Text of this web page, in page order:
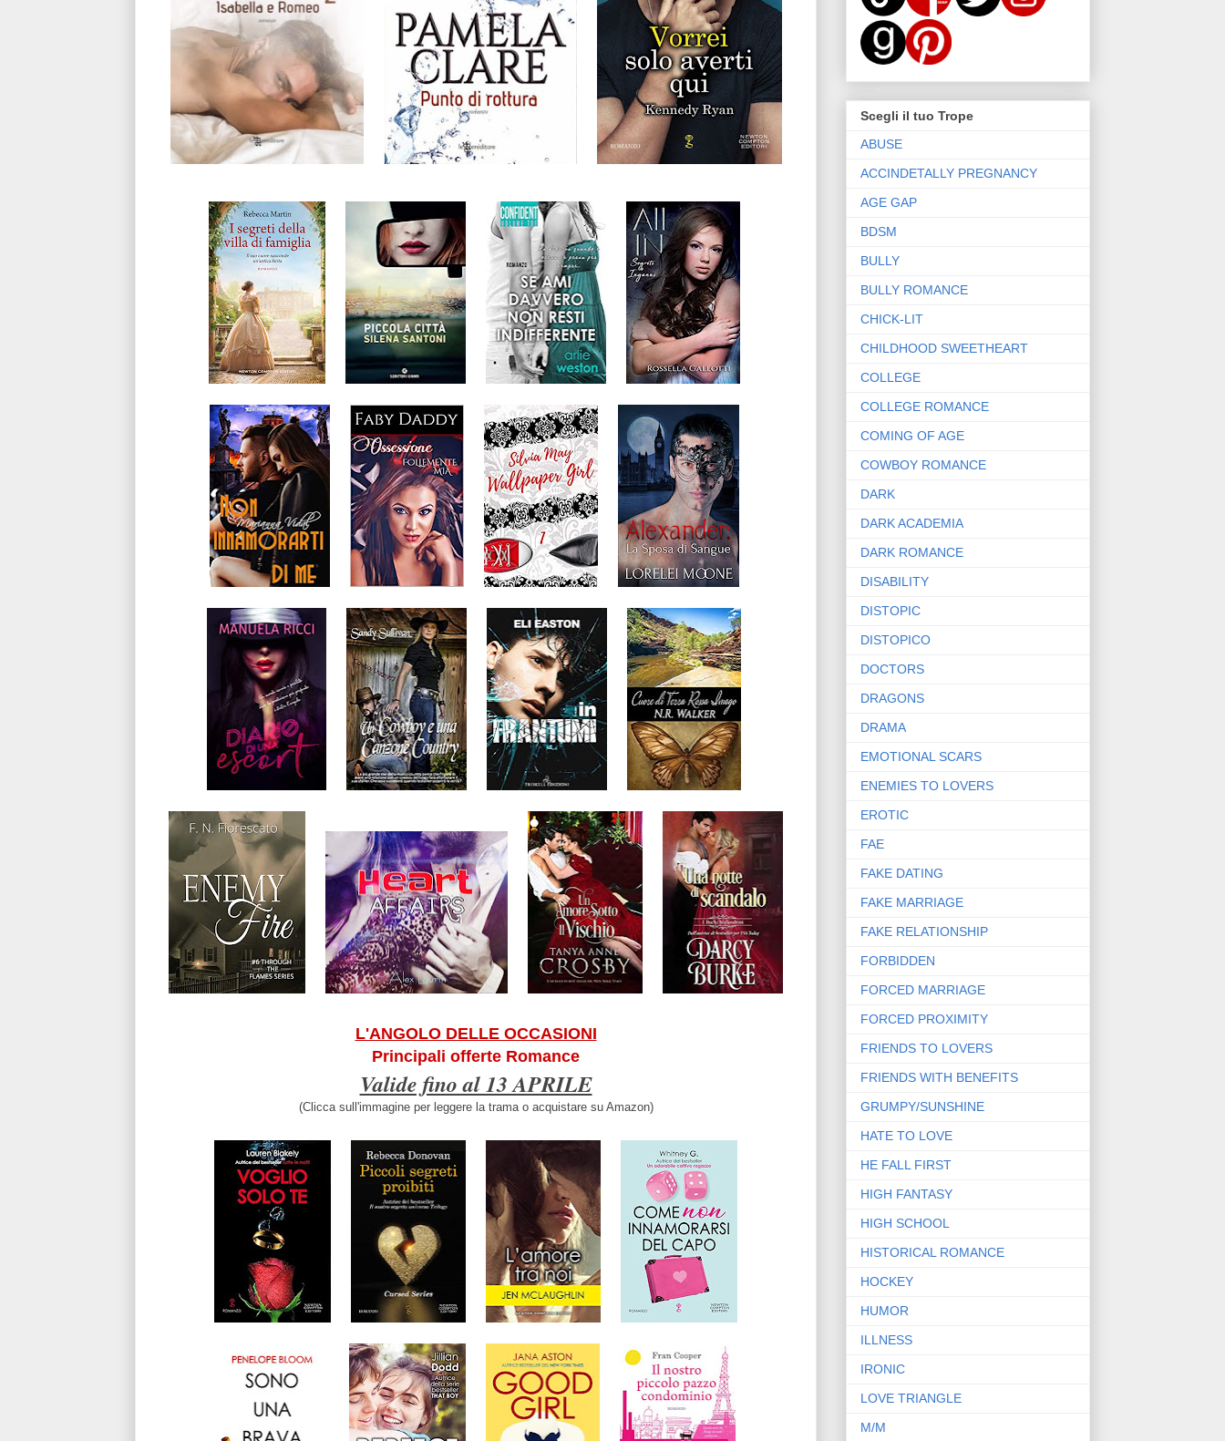
L'ANGOLO DELLE OCCASIONI
Principali offerte Romance
Valide fino al 13 APRILE
(Clicca sull'immagine per leggere la trama o acquistare su Amazon)
Scegli il tuo Trope
ABUSE
ACCINDETALLY PREGNANCY
AGE GAP
BDSM
BULLY
BULLY ROMANCE
CHICK-LIT
CHILDHOOD SWEETHEART
COLLEGE
COLLEGE ROMANCE
COMING OF AGE
COWBOY ROMANCE
DARK
DARK ACADEMIA
DARK ROMANCE
DISABILITY
DISTOPIC
DISTOPICO
DOCTORS
DRAGONS
DRAMA
EMOTIONAL SCARS
ENEMIES TO LOVERS
EROTIC
FAE
FAKE DATING
FAKE MARRIAGE
FAKE RELATIONSHIP
FORBIDDEN
FORCED MARRIAGE
FORCED PROXIMITY
FRIENDS TO LOVERS
FRIENDS WITH BENEFITS
GRUMPY/SUNSHINE
HATE TO LOVE
HE FALL FIRST
HIGH FANTASY
HIGH SCHOOL
HISTORICAL ROMANCE
HOCKEY
HUMOR
ILLNESS
IRONIC
LOVE TRIANGLE
M/M